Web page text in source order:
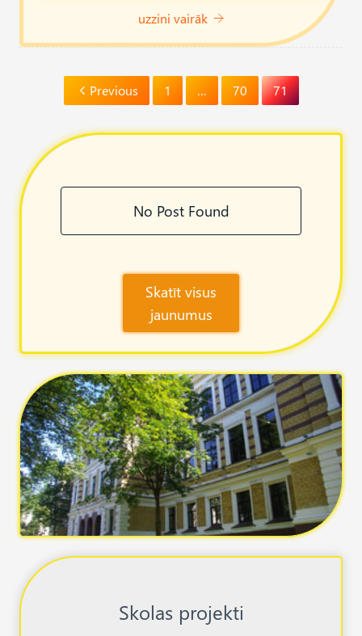
uzzini vairāk
Previous 1 … 70 71
No Post Found
Skatīt visus
jaunumus
Skolas projekti